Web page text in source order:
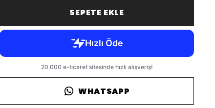
SEPETE EKLE
WHATSAPP